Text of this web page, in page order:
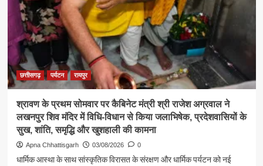
राजेश
अग्रवाल
ने
जनदर्शन
सुनीं
आमजन
की
छत्तीसगढ़ पर्यटन रायपुर
श्रावण के प्रथम सोमवार पर कैबिनेट मंत्री श्री राजेश अग्रवाल ने
लखनपुर शिव मंदिर में विधि-विधान से किया जलाभिषेक, प्रदेशवासियों के
सुख, शांति, समृद्धि और खुशहाली की कामना
Apna Chhattisgarh 03/08/2026 0
धार्मिक आस्था के साथ सांस्कृतिक विरासत के संरक्षण और धार्मिक पर्यटन को नई